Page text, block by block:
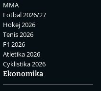
MMA
Fotbal 2026/27
Hokej 2026
Tenis 2026
F1 2026
Atletika 2026
Cyklistika 2026
Ekonomika